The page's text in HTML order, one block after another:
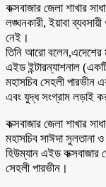
কক্সবাজার জেলা শাখার
লঙ্ঘনকারী, ইয়াবা
নেই।
তিনি আরো বলেন,এদেশের
এইড ইন্টারন্যাশনাল
মহাসচিব সেহলী পারভীন
এবং যুদ্ধ সংগ্রাম লড়াই
কক্সবাজার জেলা শাখার
মহাসচিব সাঈদা সুলতানা
হিউম্যান এইড কক্সবাজার
সেহলী পারভীন।